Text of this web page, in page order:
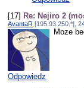
[17] Re: Nejiro 2
AvantaR [195.93.250.*],
Moze
Odpowiedz